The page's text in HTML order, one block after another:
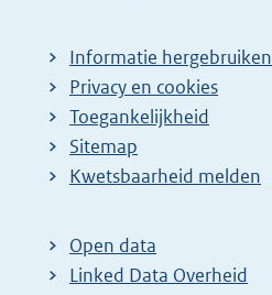
Informatie hergebruiken
Privacy en cookies
Toegankelijkheid
Sitemap
E
t
e
Kwetsbaarheid melden
Open data
Linked Data Overheid